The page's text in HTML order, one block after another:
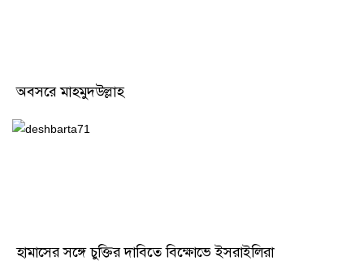
অবসরে মাহমুদউল্লাহ
হামাসের সঙ্গে চুক্তির দাবিতে বিক্ষোভে ইসরাইলিরা